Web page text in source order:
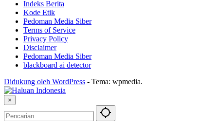
Indeks Berita
Kode Etik
Pedoman Media Siber
Terms of Service
Privacy Policy
Disclaimer
Pedoman Media Siber
blackboard ai detector
Didukung oleh WordPress - Tema: wpmedia.
×